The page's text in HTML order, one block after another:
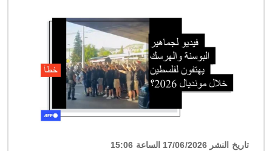
تاريخ النشر 17/06/2026 الساعة 15:06